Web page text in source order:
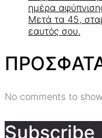
ημέρα
Μετά τα 45,
εαυτός σου.
No comments to
Subscribe